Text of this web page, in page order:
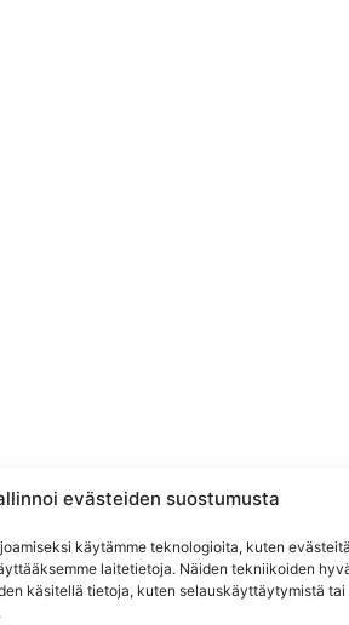
evästeiden suostumusta
käytämme teknologioita, kuten
laitetietoja. Näiden tekniikoiden
käsitellä tietoja, kuten selauskäyttäytymistä